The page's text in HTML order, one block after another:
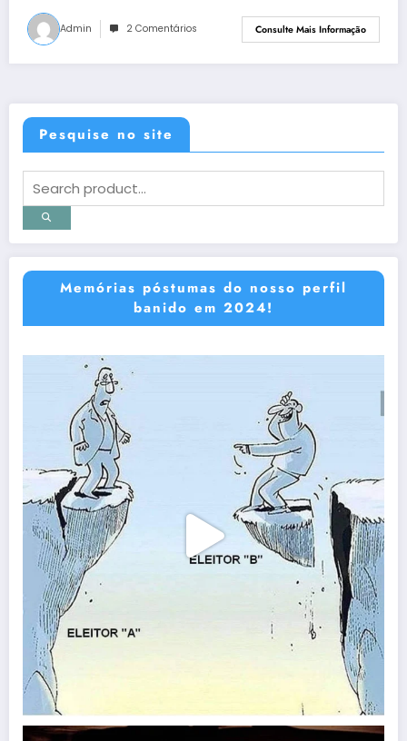
Admin 2 Comentários Consulte Mais Informação
Pesquise no site
Memórias póstumas do nosso perfil
banido em 2024!